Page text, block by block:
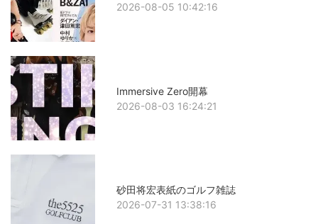
2026-08-05 10:42:16
Immersive Zero開幕
2026-08-03 16:24:21
砂田将宏表紙のゴルフ雑誌
2026-07-31 13:38:16